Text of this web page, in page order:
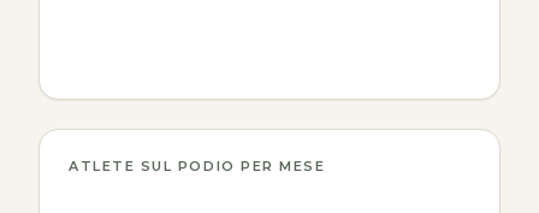
ATLETE SUL PODIO PER MESE